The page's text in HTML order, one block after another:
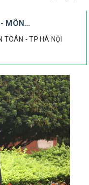
MÔN...
TOÁN - TP HÀ NỘI